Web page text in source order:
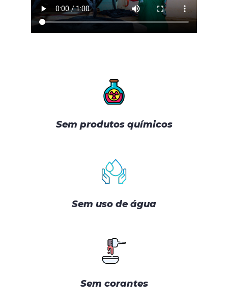
Sem produtos químicos
Sem uso de água
Sem corantes